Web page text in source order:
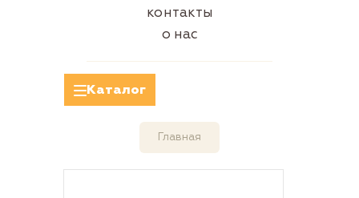
контакты
о нас
Каталог
Главная